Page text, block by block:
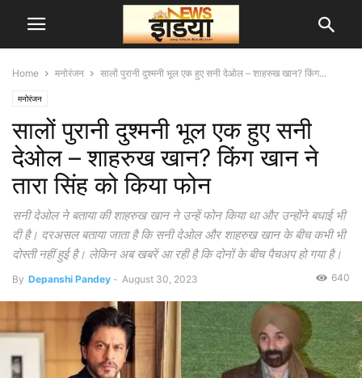
Home मनोरंजन सालों पुरानी दुश्मनी भूल एक हुए सनी देओल – शाहरुख खान? किंग...
मनोरंजन
सालों पुरानी दुश्मनी भूल एक हुए सनी
देओल – शाहरुख खान? किंग खान ने
तारा सिंह को किया फोन
सनी देओल ने बताया की शाहरुख खान ने उन्हें फोन किया था और उन्होंने बधाई भी
दी है। दरअसल बताया जाता है कि सनी देओल और शाहरुख खान के बीच कभी भी
दोस्ती नहीं हुई है। लेकिन अब खबरें आ रही है कि दोनों के बीच पैचअप हो गया है।
By Depanshi Pandey - August 30, 2023 640